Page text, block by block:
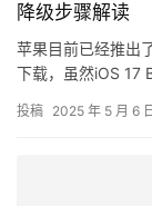
降级步骤解读
苹果目前已经推出
下载，虽然iOS 17
投稿 2025 年 5 月 6 日